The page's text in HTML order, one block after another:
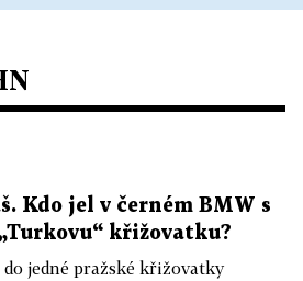
Kdo jel v černém BMW s
křižovatku?
jedné pražské křižovatky